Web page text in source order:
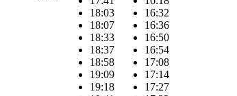
18:03
18:07
18:33
18:37
18:58
19:09
19:18
16:32
16:36
16:50
16:54
17:08
17:14
17:27